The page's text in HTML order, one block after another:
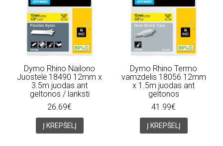
Dymo Rhino Nailono
Juostelė 18490 12mm x
3.5m juodas ant
geltonos / lanksti
26.69€
Į KREPŠELĮ
Dymo Rhino Termo
vamzdelis 18056 12mm
x 1.5m juodas ant
geltonos
41.99€
Į KREPŠELĮ